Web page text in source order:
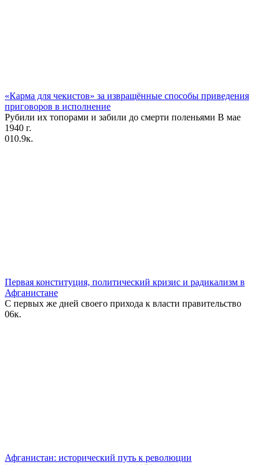
«Карма для чекистов» за извращённые способы приведения
приговоров в исполнение
Рубили их топорами и забили до смерти поленьями В мае
1940 г.
010.9к.
Первая конституция, политический кризис и радикализм в
Афганистане
С первых же дней своего прихода к власти правительство
06к.
Афганистан: исторический путь к революции